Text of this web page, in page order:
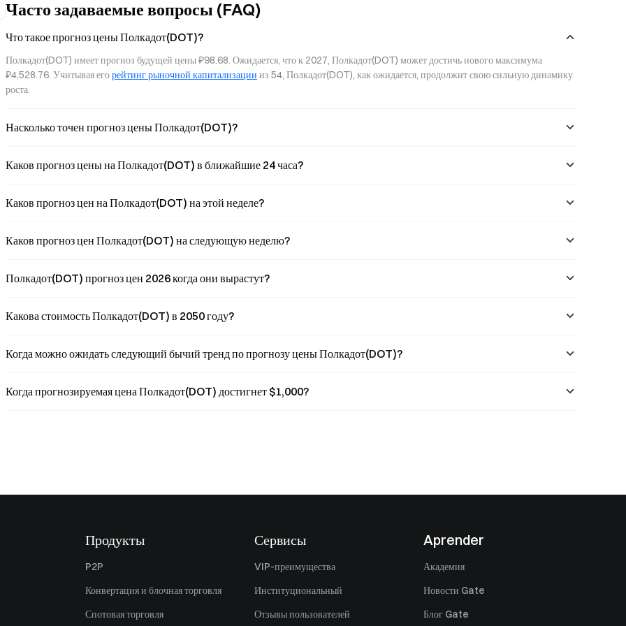
и другие.
Часто задаваемые вопросы (FAQ)
Что такое прогноз цены Полкадот(DOT)?
Полкадот(DOT) имеет прогноз будущей цены ₽98.68. Ожидается, что к 2027, Полкадот(DOT) может достичь нового максимума
₽4,528.76. Учитывая его рейтинг рыночной капитализации из 54, Полкадот(DOT), как ожидается, продолжит свою сильную динамику
роста.
Насколько точен прогноз цены Полкадот(DOT)?
Каков прогноз цены на Полкадот(DOT) в ближайшие 24 часа?
Каков прогноз цен на Полкадот(DOT) на этой неделе?
Каков прогноз цен Полкадот(DOT) на следующую неделю?
Полкадот(DOT) прогноз цен 2026 когда они вырастут?
Какова стоимость Полкадот(DOT) в 2050 году?
Когда можно ожидать следующий бычий тренд по прогнозу цены Полкадот(DOT)?
Когда прогнозируемая цена Полкадот(DOT) достигнет $1,000?
Продукты
P2P
Конвертация и блочная торговля
Спотовая торговля
Сервисы
VIP-преимущества
Институциональный
Отзывы пользователей
Aprender
Академия
Новости Gate
Блог Gate